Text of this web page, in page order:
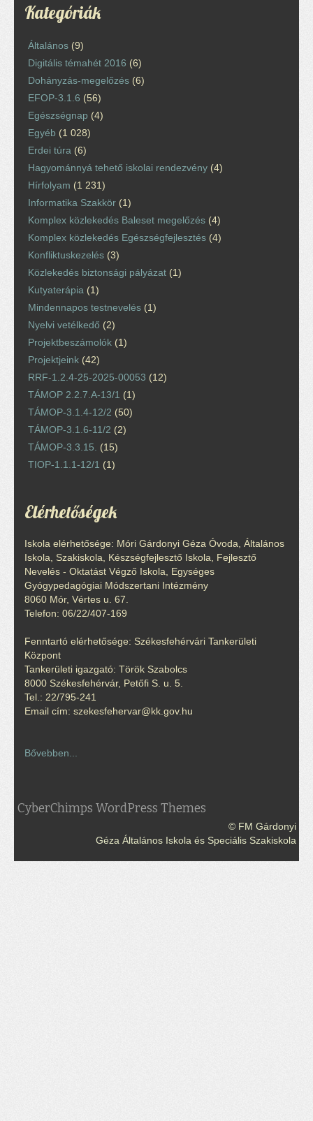
Kategóriák
Általános (9)
Digitális témahét 2016 (6)
Dohányzás-megelőzés (6)
EFOP-3.1.6 (56)
Egészségnap (4)
Egyéb (1 028)
Erdei túra (6)
Hagyománnyá tehető iskolai rendezvény (4)
Hírfolyam (1 231)
Informatika Szakkör (1)
Komplex közlekedés Baleset megelőzés (4)
Komplex közlekedés Egészségfejlesztés (4)
Konfliktuskezelés (3)
Közlekedés biztonsági pályázat (1)
Kutyaterápia (1)
Mindennapos testnevelés (1)
Nyelvi vetélkedő (2)
Projektbeszámolók (1)
Projektjeink (42)
RRF-1.2.4-25-2025-00053 (12)
TÁMOP 2.2.7.A-13/1 (1)
TÁMOP-3.1.4-12/2 (50)
TÁMOP-3.1.6-11/2 (2)
TÁMOP-3.3.15.
(15)
TIOP-1.1.1-12/1 (1)
Elérhetőségek
Iskola elérhetősége: Móri Gárdonyi Géza Óvoda, Általános
Iskola, Szakiskola, Készségfejlesztő Iskola, Fejlesztő
Nevelés - Oktatást Végző Iskola, Egységes
Gyógypedagógiai Módszertani Intézmény
8060 Mór, Vértes u. 67.
Telefon: 06/22/407-169
Fenntartó elérhetősége: Székesfehérvári Tankerületi
Központ
Tankerületi igazgató: Török Szabolcs
8000 Székesfehérvár, Petőfi S. u. 5.
Tel.: 22/795-241
Email cím: szekesfehervar@kk.gov.hu
Bővebben...
CyberChimps WordPress Themes
© FM Gárdonyi
Géza Általános Iskola és Speciális Szakiskola